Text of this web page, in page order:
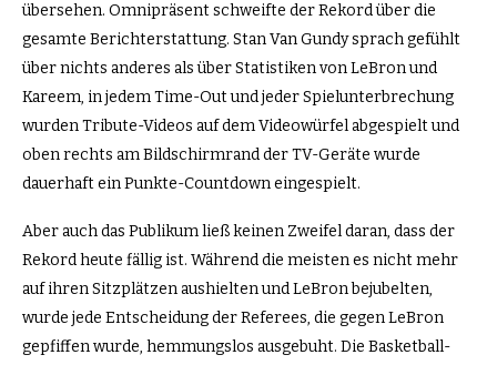
übersehen. Omnipräsent schweifte der Rekord über die
gesamte Berichterstattung. Stan Van Gundy sprach gefühlt
über nichts anderes als über Statistiken von LeBron und
Kareem, in jedem Time-Out und jeder Spielunterbrechung
wurden Tribute-Videos auf dem Videowürfel abgespielt und
oben rechts am Bildschirmrand der TV-Geräte wurde
dauerhaft ein Punkte-Countdown eingespielt.
Aber auch das Publikum ließ keinen Zweifel daran, dass der
Rekord heute fällig ist. Während die meisten es nicht mehr
auf ihren Sitzplätzen aushielten und LeBron bejubelten,
wurde jede Entscheidung der Referees, die gegen LeBron
gepfiffen wurde, hemmungslos ausgebuht. Die Basketball-